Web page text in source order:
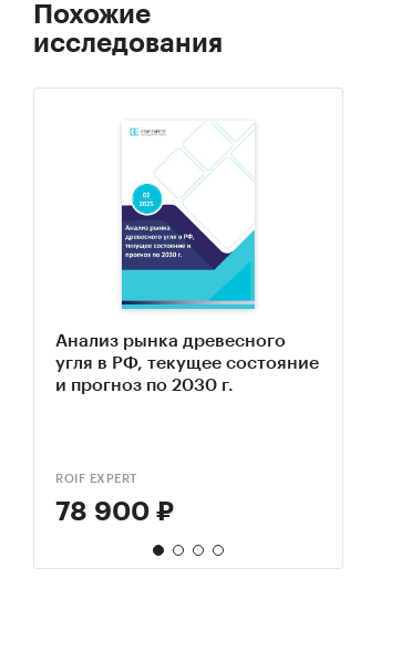
Похожие
исследования
Анализ рынка древесного
угля в РФ, текущее состояние
и прогноз по 2030 г.
ROIF EXPERT
78 900 ₽